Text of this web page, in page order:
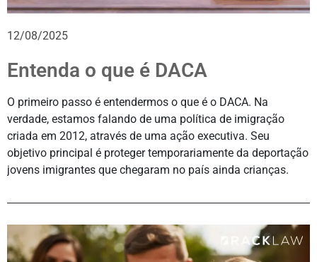
12/08/2025
Entenda o que é DACA
O primeiro passo é entendermos o que é o DACA. Na
verdade, estamos falando de uma política de imigração
criada em 2012, através de uma ação executiva. Seu
objetivo principal é proteger temporariamente da deportação
jovens imigrantes que chegaram no país ainda crianças.